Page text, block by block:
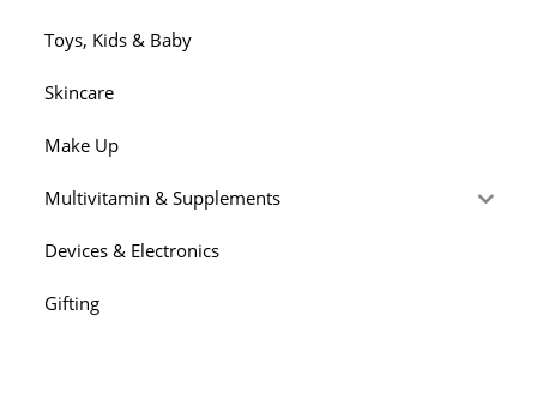
Toys, Kids & Baby
Skincare
Make Up
Multivitamin & Supplements
Devices & Electronics
Gifting